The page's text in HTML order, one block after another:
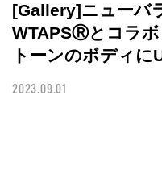
[Gallery]ニューバ
WTAPSⓇとコラボ
トーンのボディに
2023.09.01